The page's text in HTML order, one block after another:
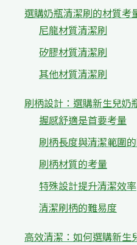
選購奶瓶清潔刷的材質考
尼龍材質清潔刷
矽膠材質清潔刷
其他材質清潔刷
刷柄設計：選購新生兒奶
握感舒適是首要考量
刷柄長度與清潔範圍
刷柄材質的考量
特殊設計提升清潔效率
清潔刷柄的難易度
高效清潔：如何選購新生